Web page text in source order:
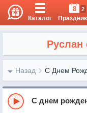
Каталог
8 2
Руслан
Назад С Днем
С днем